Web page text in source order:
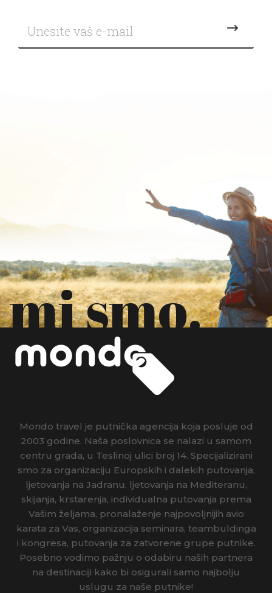
mi smo.
Mondo travel je putnička agencija koja posluje od
2003 godine. Naša poslovnica se nalazi u samom
centru grada, u Teslinoj ulici broj 14. Specijalizirani
smo za organizaciju Europskih i dalekih putovanja,
ljetovanja na Jadranu, ljetovanja na Mediteranu,
skijanja, krstarenja, individualna putovanja prema
Vašim željama, pronalaženje najpovoljnijih avio
karata za Vas, organizacija seminara, teambuldinga
i kongresa, putovanja za zatvorene grupe putnike.
Posebno vodimo pažnju o odabiru naših partnera
na destinaciji kako bi osigurali samo najbolju
uslugu za naše putnike!